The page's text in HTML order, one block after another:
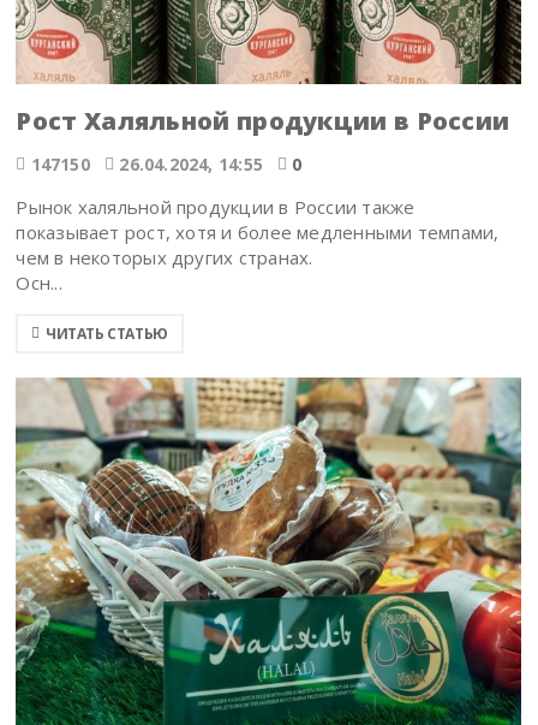
Рост Халяльной продукции в России
147150 26.04.2024, 14:55 0
Рынок халяльной продукции в России также
показывает рост, хотя и более медленными темпами,
чем в некоторых других странах.
Осн...
ЧИТАТЬ СТАТЬЮ